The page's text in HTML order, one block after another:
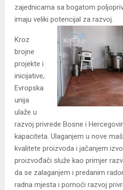
zajednicama sa bogatom
imaju veliki potencijal za razvoj.
Kroz
brojne
projekte i
inicijative,
Evropska
unija
ulaže u
razvoj privrede Bosne i
kapaciteta. Ulaganjem u nove
kvalitete proizvoda i jačanjem
proizvođači služe kao primjer
da se zalaganjem i predanim
radna mjesta i pomoći razvoj